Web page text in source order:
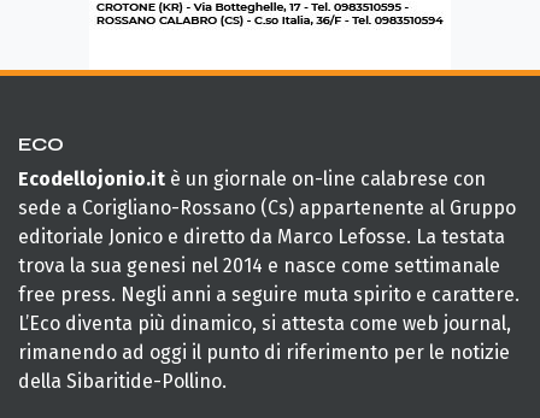
ECO
Ecodellojonio.it è un giornale on-line calabrese con
sede a Corigliano-Rossano (Cs) appartenente al Gruppo
editoriale Jonico e diretto da Marco Lefosse. La testata
trova la sua genesi nel 2014 e nasce come settimanale
free press. Negli anni a seguire muta spirito e carattere.
L’Eco diventa più dinamico, si attesta come web journal,
rimanendo ad oggi il punto di riferimento per le notizie
della Sibaritide-Pollino.